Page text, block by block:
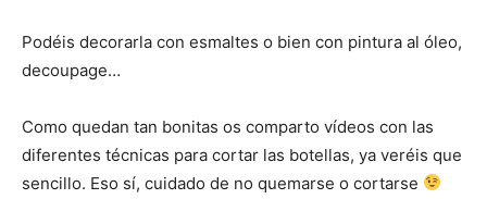
Podéis decorarla con esmaltes o bien con pintura al óleo,
decoupage…
Como quedan tan bonitas os comparto vídeos con las
diferentes técnicas para cortar las botellas, ya veréis que
sencillo. Eso sí, cuidado de no quemarse o cortarse